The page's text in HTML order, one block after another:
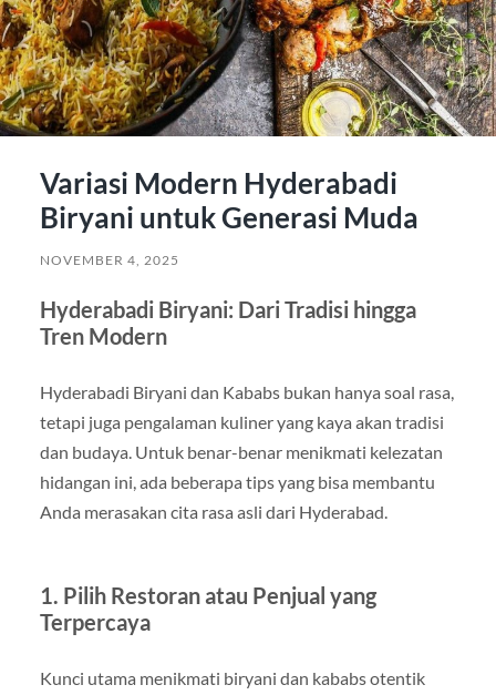
Variasi Modern Hyderabadi
Biryani untuk Generasi Muda
NOVEMBER 4, 2025
Hyderabadi Biryani: Dari Tradisi hingga
Tren Modern
Hyderabadi Biryani dan Kababs bukan hanya soal rasa,
tetapi juga pengalaman kuliner yang kaya akan tradisi
dan budaya. Untuk benar-benar menikmati kelezatan
hidangan ini, ada beberapa tips yang bisa membantu
Anda merasakan cita rasa asli dari Hyderabad.
1. Pilih Restoran atau Penjual yang
Terpercaya
Kunci utama menikmati biryani dan kababs otentik